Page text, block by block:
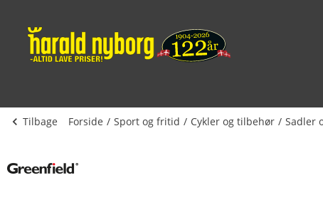
Tilbage Forside Sport og fritid Cykler og tilbehør